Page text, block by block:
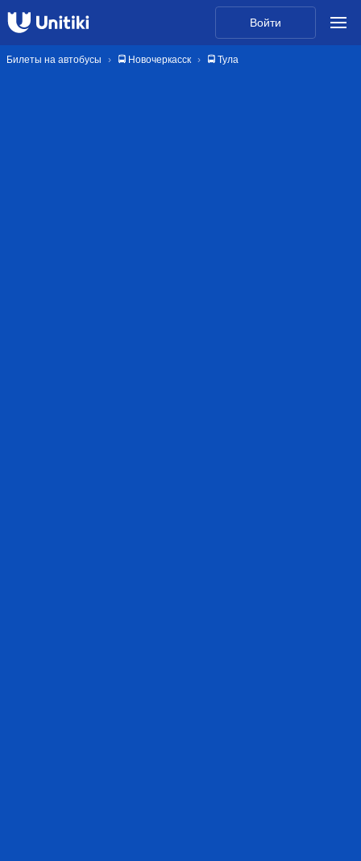
Войти
Билеты на автобусы 🚍 Новочеркасск 🚍 Тула